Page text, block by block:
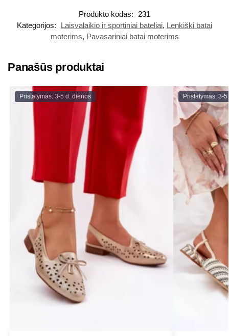
Produkto kodas:
231
Kategorijos:
Laisvalaikio ir sportiniai bateliai, Lenkiški batai
moterims, Pavasariniai batai moterims
Panašūs produktai
Pristatymas: 3-5 d. dienos Pristatymas: 3-